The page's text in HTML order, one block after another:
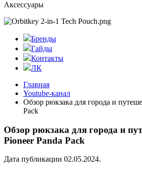
Аксессуары
Бренды
Гайды
Контакты
ЛК
Главная
Youtube-канал
Обзор рюкзака для города и
Pack
Обзор рюкзака для города и
Pioneer Panda Pack
Дата публикации 02.05.2024.